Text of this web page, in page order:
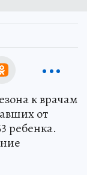
к врачам
от
ребенка.